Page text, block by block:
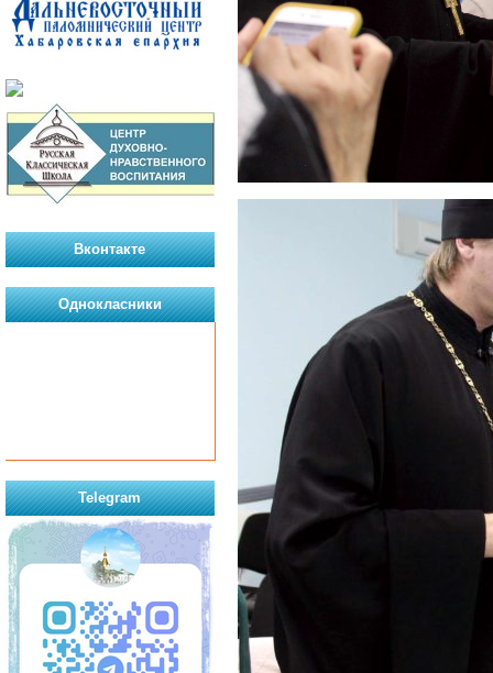
Вконтакте
Однокласники
Telegram